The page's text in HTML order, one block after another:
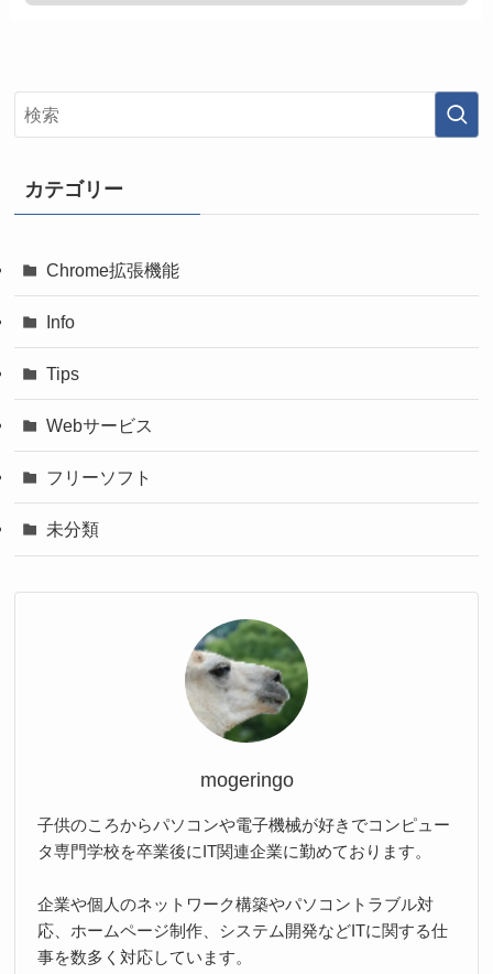
カテゴリー
Chrome拡張機能
Info
Tips
Webサービス
フリーソフト
未分類
mogeringo
子供のころからパソコンや電子機械が好きでコンピュー
タ専門学校を卒業後にIT関連企業に勤めております。
企業や個人のネットワーク構築やパソコントラブル対
応、ホームページ制作、システム開発などITに関する仕
事を数多く対応しています。